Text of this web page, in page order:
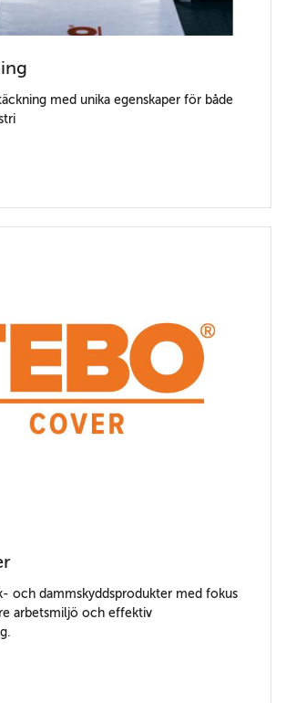
med unika egenskaper för både
och dammskyddsprodukter med fokus
arbetsmiljö och effektiv